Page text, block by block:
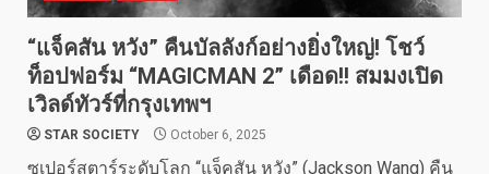
“แจ็คสัน หวัง” คืนบัลลังก์อย่างยิ่งใหญ่! โชว์
ท็อปฟอร์ม “MAGICMAN 2” เดือด!! สมมงเปิด
เวิลด์ทัวร์ที่กรุงเทพฯ
STAR SOCIETY October 6, 2025
ซูเปอร์สตาร์ระดับโลก “แจ็คสัน หวัง” (Jackson Wang) คืน